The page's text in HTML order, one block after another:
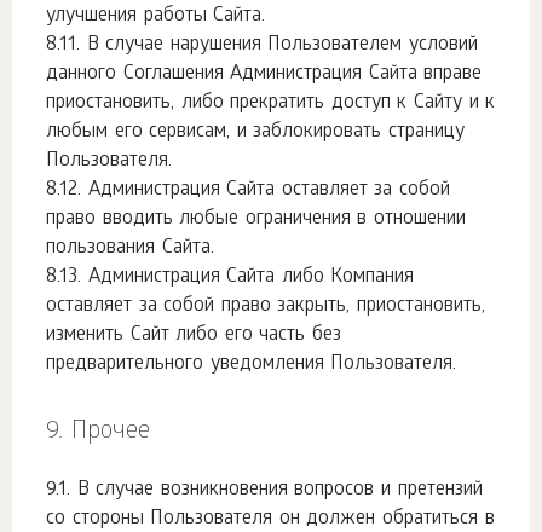
улучшения работы Сайта.
В случае нарушения Пользователем условий
данного Соглашения Администрация Сайта вправе
приостановить, либо прекратить доступ к Сайту и к
любым его сервисам, и заблокировать страницу
Пользователя.
Администрация Сайта оставляет за собой
право вводить любые ограничения в отношении
пользования Сайта.
Администрация Сайта либо Компания
оставляет за собой право закрыть, приостановить,
изменить Сайт либо его часть без
предварительного уведомления Пользователя.
Прочее
В случае возникновения вопросов и претензий
со стороны Пользователя он должен обратиться в